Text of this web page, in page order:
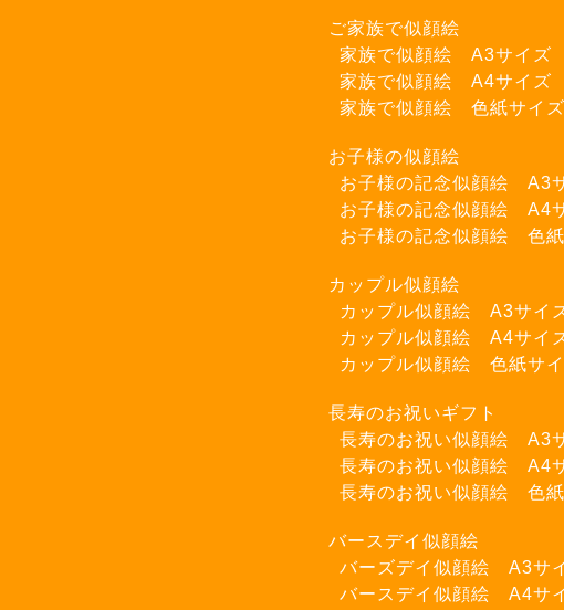
ご家族で似顔絵
家族で似顔絵 A3サイズ
家族で似顔絵 A4サイズ
家族で似顔絵 色紙サイズ
お子様の似顔絵
お子様の記念似顔絵 A3
お子様の記念似顔絵 A4
お子様の記念似顔絵 色
カップル似顔絵
カップル似顔絵 A3サイ
カップル似顔絵 A4サイ
カップル似顔絵 色紙サ
長寿のお祝いギフト
長寿のお祝い似顔絵 A3
長寿のお祝い似顔絵 A4
長寿のお祝い似顔絵 色
バースデイ似顔絵
バーズデイ似顔絵 A3サ
バースデイ似顔絵 A4サ